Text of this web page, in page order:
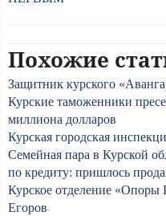
Похожие
Защитник курского
Курские таможенники
миллиона долларов
Курская городская
Семейная пара в Курской
по кредиту: пришлось
Курское отделение «Опоры
Егоров